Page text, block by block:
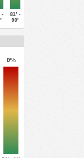
-
81' -
90'
0%